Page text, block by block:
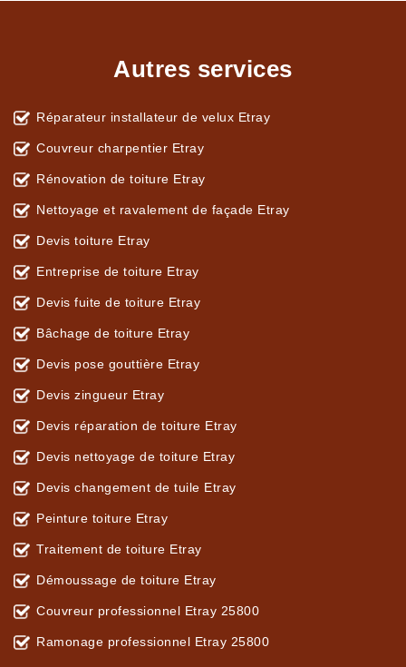
Autres services
Réparateur installateur de velux Etray
Couvreur charpentier Etray
Rénovation de toiture Etray
Nettoyage et ravalement de façade Etray
Devis toiture Etray
Entreprise de toiture Etray
Devis fuite de toiture Etray
Bâchage de toiture Etray
Devis pose gouttière Etray
Devis zingueur Etray
Devis réparation de toiture Etray
Devis nettoyage de toiture Etray
Devis changement de tuile Etray
Peinture toiture Etray
Traitement de toiture Etray
Démoussage de toiture Etray
Couvreur professionnel Etray 25800
Ramonage professionnel Etray 25800